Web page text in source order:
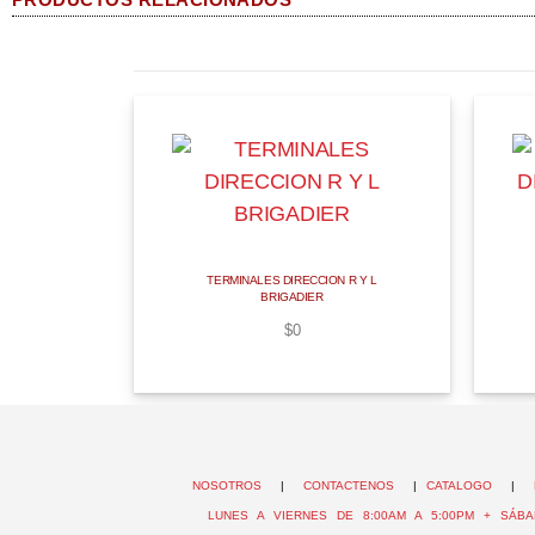
TERMINALES DIRECCION R Y L
BRIGADIER
$0
NOSOTROS |CONTACTENOS |CATALOGO |
LUNES A VIERNES DE 8:00AM A 5:00PM +